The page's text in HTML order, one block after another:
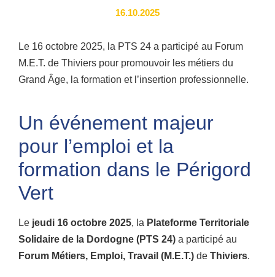
16.10.2025
Le 16 octobre 2025, la PTS 24 a participé au Forum
M.E.T. de Thiviers pour promouvoir les métiers du
Grand Âge, la formation et l’insertion professionnelle.
Un événement majeur
pour l’emploi et la
formation dans le Périgord
Vert
Le jeudi 16 octobre 2025, la Plateforme Territoriale
Solidaire de la Dordogne (PTS 24) a participé au
Forum Métiers, Emploi, Travail (M.E.T.) de Thiviers.